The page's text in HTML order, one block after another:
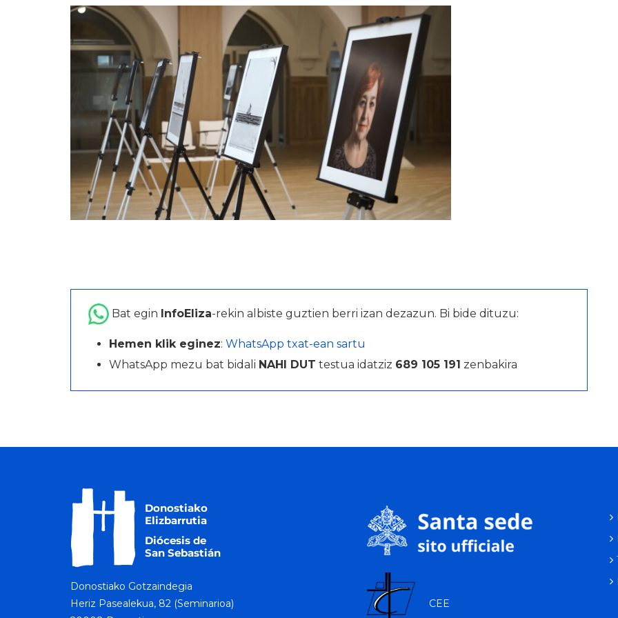
Bat egin InfoEliza-rekin albiste guztien berri izan dezazun. Bi bide dituzu:
Hemen klik eginez: WhatsApp txat-ean sartu
WhatsApp mezu bat bidali NAHI DUT testua idatziz 689 105 191 zenbakira
Donostiako Gotzaindegia
Heriz Pasealekua, 82 (Seminarioa)
CEE